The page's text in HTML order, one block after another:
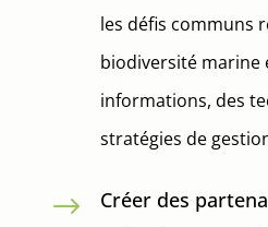
les défis communs
biodiversité marine
informations, des
stratégies de
$ Créer des